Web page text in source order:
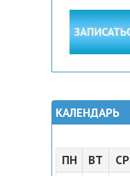
КАЛЕНДАРЬ
ПН ВТ СР